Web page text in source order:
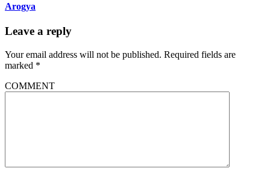
Arogya
Leave a reply
Your email address will not be published. Required fields are
marked *
COMMENT